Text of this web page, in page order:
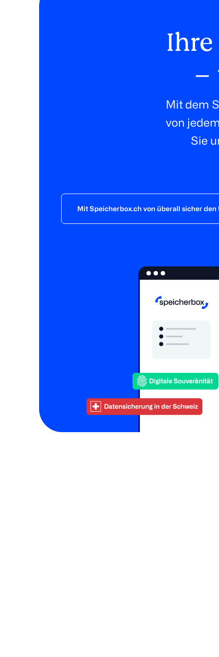
–
Mit dem
von
Sie
Mit Speicherbox.ch von überall sicher